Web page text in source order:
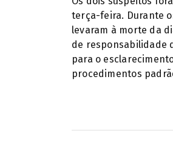
terça-feira. Durante
levaram à morte da
de responsabilidade
para o
procedimentos